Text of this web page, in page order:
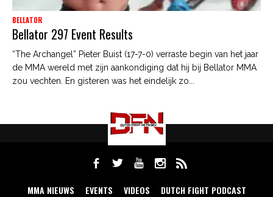
BELLATOR
Bellator 297 Event Results
“The Archangel” Pieter Buist (17-7-0) verraste begin van het jaar
de MMA wereld met zijn aankondiging dat hij bij Bellator MMA
zou vechten. En gisteren was het eindelijk zo...
MMA NIEUWS EVENTS VIDEOS DUTCH FIGHT PODCAST